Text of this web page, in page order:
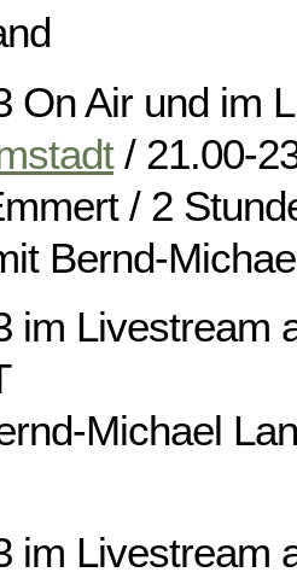
On Air und im
/ 21.00-
/ 2
Bernd-
im Livestream
Michael
im Livestream